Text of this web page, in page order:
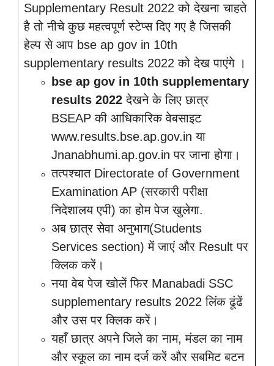
Supplementary Result 2022 को देखना चाहते
है तो नीचे कुछ महत्वपूर्ण स्टेप्स दिए गए है जिसकी
हेल्प से आप bse ap gov in 10th
supplementary results 2022 को देख पाएंगे ।
bse ap gov in 10th supplementary
results 2022 देखने के लिए छात्र
BSEAP की आधिकारिक वेबसाइट
www.results.bse.ap.gov.in या
Jnanabhumi.ap.gov.in पर जाना होगा।
तत्पश्चात Directorate of Government
Examination AP (सरकारी परीक्षा
निदेशालय एपी) का होम पेज खुलेगा.
अब छात्र सेवा अनुभाग(Students
Services section) में जाएं और Result पर
क्लिक करें।
नया वेब पेज खोलें फिर Manabadi SSC
supplementary results 2022 लिंक ढूंढें
और उस पर क्लिक करें।
यहाँ छात्र अपने जिले का नाम, मंडल का नाम
और स्कूल का नाम दर्ज करें और सबमिट बटन